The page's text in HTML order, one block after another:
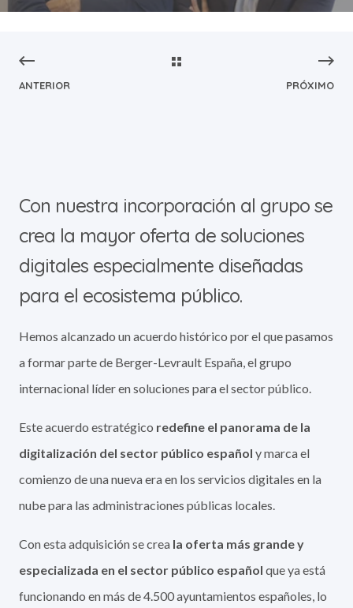
ANTERIOR PRÓXIMO
Con nuestra incorporación al grupo se
crea la mayor oferta de soluciones
digitales especialmente diseñadas
para el ecosistema público.
Hemos alcanzado un acuerdo histórico por el que pasamos
a formar parte de Berger-Levrault España, el grupo
internacional líder en soluciones para el sector público.
Este acuerdo estratégico redefine el panorama de la
digitalización del sector público español y marca el
comienzo de una nueva eraen los servicios digitales en la
nube para las administraciones públicas locales.
Con esta adquisición se crea la oferta más grande y
especializada en el sector público español que ya está
funcionando en más de 4.500 ayuntamientos españoles, lo